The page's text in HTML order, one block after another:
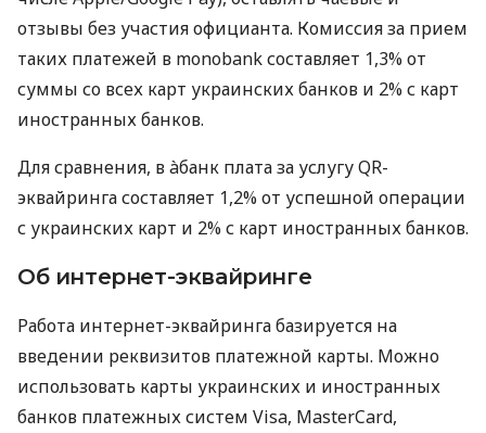
отзывы без участия официанта. Комиссия за прием
таких платежей в monobank составляет 1,3% от
суммы со всех карт украинских банков и 2% с карт
иностранных банков.
Для сравнения, в àбанк плата за услугу QR-
эквайринга составляет 1,2% от успешной операции
с украинских карт и 2% с карт иностранных банков.
Об интернет-эквайринге
Работа интернет-эквайринга базируется на
введении реквизитов платежной карты. Можно
использовать карты украинских и иностранных
банков платежных систем Visa, MasterCard,